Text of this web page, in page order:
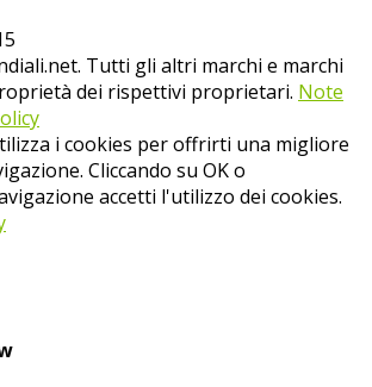
Tutti gli altri marchi e marchi
dei rispettivi proprietari. Note
i cookies per offrirti una migliore
Cliccando su OK o
accetti l'utilizzo dei cookies.